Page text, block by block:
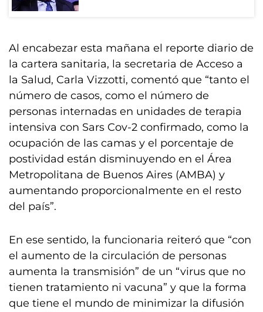
Al encabezar esta mañana el reporte diario de
la cartera sanitaria, la secretaria de Acceso a
la Salud, Carla Vizzotti, comentó que “tanto el
número de casos, como el número de
personas internadas en unidades de terapia
intensiva con Sars Cov-2 confirmado, como la
ocupación de las camas y el porcentaje de
postividad están disminuyendo en el Área
Metropolitana de Buenos Aires (AMBA) y
aumentando proporcionalmente en el resto
del país”.
En ese sentido, la funcionaria reiteró que “con
el aumento de la circulación de personas
aumenta la transmisión” de un “virus que no
tienen tratamiento ni vacuna” y que la forma
que tiene el mundo de minimizar la difusión